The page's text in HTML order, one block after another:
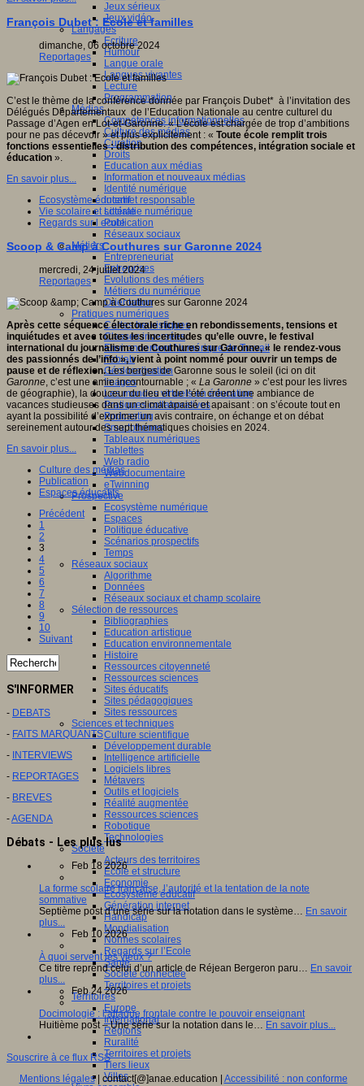
Jeux sérieux
Jeux vidéo
Langages
Ecriture
Humour
Langue orale
Langues vivantes
Lecture
Programmation
Médias
Compétences informationnelles
Culture des médias
Curation
Droits
Education aux médias
Information et nouveaux médias
Identité numérique
Internet responsable
Littératie numérique
Publication
Réseaux sociaux
Métiers
Entrepreneuriat
Entreprises
Evolutions des métiers
Métiers du numérique
Orientation
Pratiques numériques
Cartes heuristiques
Classes inversées
Environnement Numérique de Travail
Fablab
Géolocalisation
Images
Les mondes virtuels en éducation
Pratiques collaboratives
Podcasting
Smartphones
Tableaux numériques
Tablettes
Web radio
Webdocumentaire
eTwinning
Prospective
Ecosystème numérique
Espaces
Politique éducative
Scénarios prospectifs
Temps
Réseaux sociaux
Algorithme
Données
Réseaux sociaux et champ scolaire
Sélection de ressources
Bibliographies
Education artistique
Education environnementale
Histoire
Ressources citoyenneté
Ressources sciences
Sites éducatifs
Sites pédagogiques
Sites ressources
Sciences et techniques
Culture scientifique
Développement durable
Intelligence artificielle
Logiciels libres
Métavers
Outils et logiciels
Réalité augmentée
Ressources sciences
Robotique
Technologies
Société
Acteurs des territoires
Ecole et structure
Economie
Ecosystème éducatif
Génération internet
Handicap
Mondialisation
Normes scolaires
Regards sur l’Ecole
Santé
Société connectée
Territoires et projets
Territoires
Europe
International
Régions
Ruralité
Territoires et projets
Tiers lieux
Villes
François Dubet : Ecole et familles
dimanche, 06 octobre 2024
Reportages
C’est le thème de la conférence donnée par François Dubet* à l’invitation des
Délégués Départementaux de l’Education Nationale au centre culturel du
Passage d’Agen en Lot-et-Garonne. « L’école est chargée de trop d’ambitions
pour ne pas décevoir » et plus explicitement : « Toute école remplit trois
fonctions essentielles : distribution des compétences, intégration sociale et
éducation ».
En savoir plus...
Ecosystème éducatif
Vie scolaire et sociale
Regards sur l ecole
Scoop & Camp à Couthures sur Garonne 2024
mercredi, 24 juillet 2024
Reportages
Après cette séquence électorale riche en rebondissements, tensions et
inquiétudes et avec toutes les incertitudes qu’elle ouvre, le festival
international du journalisme de Couthures sur Garonne, « le rendez-vous
des passionnés de l’info », vient à point nommé pour ouvrir un temps de
pause et de réflexion.Les berges de Garonne sous le soleil (ici on dit
Garonne, c’est une amie incontournable ; « La Garonne » c’est pour les livres
de géographie), la douceur du lieu et de l’été créent une ambiance de
vacances studieuses dans un climat apaisé et apaisant : on s’écoute tout en
ayant la possibilité d’exprimer un avis contraire, on échange et on débat
sereinement autour des sept thématiques choisies en 2024.
En savoir plus...
Culture des médias
Publication
Espaces éducatifs
Précédent
1
2
3
4
5
6
7
8
9
10
Suivant
S'INFORMER
- DEBATS
- FAITS MARQUANTS
- INTERVIEWS
- REPORTAGES
- BREVES
-AGENDA
Débats - Les plus lus
Feb 18 2026
La forme scolaire française, l’autorité et la tentation de la note
sommative
Septième post d’une série sur la notation dans le système… En savoir
plus...
Feb 10 2026
À quoi servent les vieux ?
Ce titre reprend celui d’un article de Réjean Bergeron paru… En savoir
plus...
Feb 24 2026
Docimologie : l’attaque frontale contre le pouvoir enseignant
Huitième post – Une série sur la notation dans le… En savoir plus...
Souscrire à ce flux RSS
Mentions légales| contact[@]anae.education | Accessibilité : non conforme